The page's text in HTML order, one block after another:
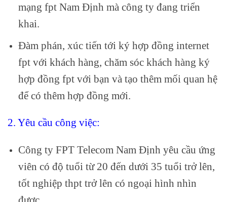
mạng fpt Nam Định mà công ty đang triển
khai.
Đàm phán, xúc tiến tới ký hợp đồng internet
fpt với khách hàng, chăm sóc khách hàng ký
hợp đồng fpt với bạn và tạo thêm mối quan hệ
để có thêm hợp đồng mới.
2. Yêu cầu công việc:
Công ty FPT Telecom Nam Định yêu cầu ứng
viên có độ tuổi từ 20 đến dưới 35 tuổi trở lên,
tốt nghiệp thpt trở lên có ngoại hình nhìn